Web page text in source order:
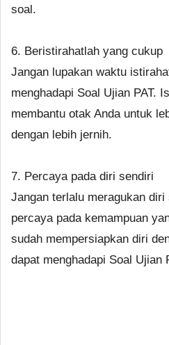
soal.
6. Beristirahatlah yang cukup
Jangan lupakan waktu
menghadapi Soal Ujian PAT.
membantu otak Anda untuk
dengan lebih jernih.
7. Percaya pada diri sendiri
Jangan terlalu meragukan
percaya pada kemampuan
sudah mempersiapkan diri
dapat menghadapi Soal Ujian